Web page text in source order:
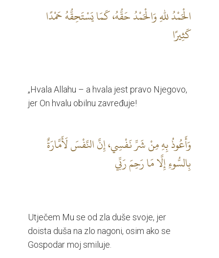
الْحَمْدُ للهِ وَالْحَمْدُ حَقُّهُ، كَمَا يَسْتَحِقُّهُ حَمْدًا
كَثِيرًا
„Hvala Allahu – a hvala jest pravo Njegovo,
jer On hvalu obilnu zavređuje!
وَأَعُوذُ بِهِ مِنْ شَرِّ نَفْسِي، إِنَّ النَّفْسَ لَأَمَّارَةٌ
بِالسُّوءِ إِلَّا مَا رَحِمَ رَبِّي
Utječem Mu se od zla duše svoje, jer
doista duša na zlo nagoni, osim ako se
Gospodar moj smiluje.